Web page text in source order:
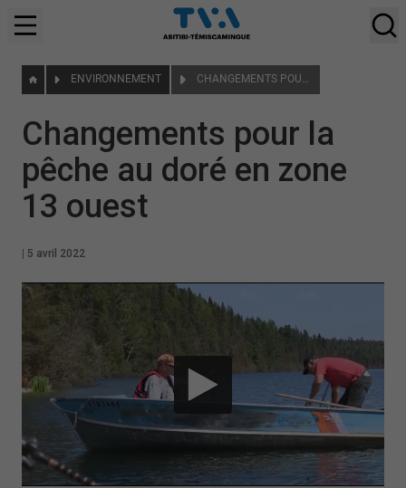
ENVIRONNEMENT CHANGEMENTS POUR LA PÊCHE AU DORÉ EN ZONE 13 OUEST
Changements pour la
pêche au doré en zone
13 ouest
5 avril 2022